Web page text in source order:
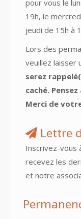
pour vous le
19h, le
jeudi de 15h à
Lors des
veuillez laisser
serez
caché.
Merci de
Lettre
Inscrivez-vous
recevez les
et notre